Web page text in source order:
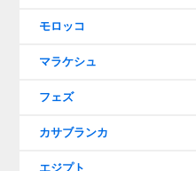
モロッコ
マラケシュ
フェズ
カサブランカ
エジプト